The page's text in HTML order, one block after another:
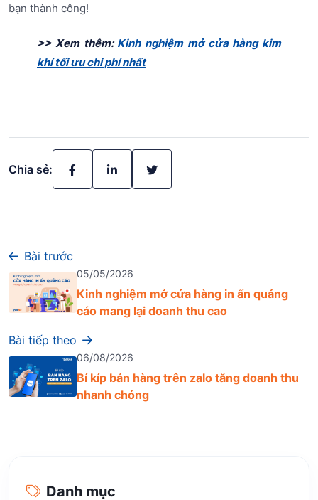
bạn thành công!
>> Xem thêm: Kinh nghiệm mở cửa hàng kim
khí tối ưu chi phí nhất
Chia sẻ:
Bài trước
05/05/2026
Kinh nghiệm mở cửa hàng in ấn quảng
cáo mang lại doanh thu cao
Bài tiếp theo
06/08/2026
Bí kíp bán hàng trên zalo tăng doanh thu
nhanh chóng
Danh mục